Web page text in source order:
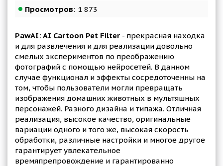
Просмотров: 1 873
PawAI: AI Cartoon Pet Filter - прекрасная находка
и для развлечения и для реализации довольно
смелых экспериментов по преображению
фотографий с помощью нейросетей. В данном
случае функционал и эффекты сосредоточенны на
том, чтобы пользователи могли превращать
изображения домашних животных в мультяшных
персонажей. Разного дизайна и типажа. Отличная
реализация, высокое качество, оригинальные
вариации одного и того же, высокая скорость
обработки, различные настройки и многое другое
гарантирует увлекательное
времяпрепровождение и гарантированно